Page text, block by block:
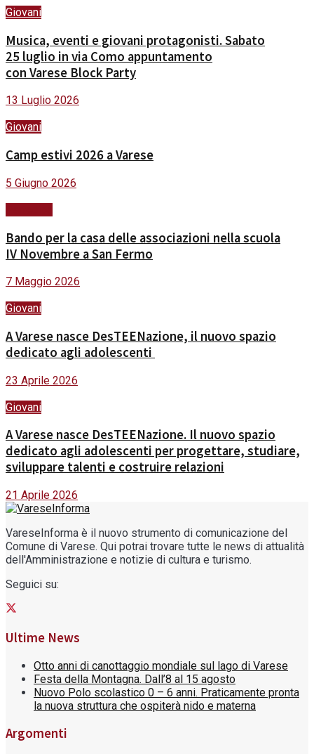
Giovani
Musica, eventi e giovani protagonisti. Sabato
25 luglio in via Como appuntamento
con Varese Block Party
13 Luglio 2026
Giovani
Camp estivi 2026 a Varese
5 Giugno 2026
Bando per la casa delle associazioni nella scuola
IV Novembre a San Fermo
7 Maggio 2026
Giovani
A Varese nasce DesTEENazione, il nuovo spazio
dedicato agli adolescenti
23 Aprile 2026
Giovani
A Varese nasce DesTEENazione. Il nuovo spazio
dedicato agli adolescenti per progettare, studiare,
sviluppare talenti e costruire relazioni
21 Aprile 2026
VareseInforma è il nuovo strumento di comunicazione del
Comune di Varese. Qui potrai trovare tutte le news di attualità
dell'Amministrazione e notizie di cultura e turismo.
Seguici su:
Ultime News
Otto anni di canottaggio mondiale sul lago di Varese
Festa della Montagna. Dall’8 al 15 agosto
Nuovo Polo scolastico 0 – 6 anni. Praticamente pronta
la nuova struttura che ospiterà nido e materna
Argomenti